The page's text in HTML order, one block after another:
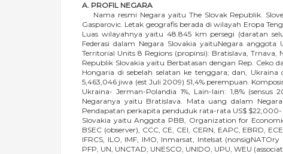
A. PROFIL NEGARA
Nama resmi Negara yaitu The Slovak Republik.
Gasparovic. Letak geografis berada di wilayah Eropa
Luas wilayahnya yaitu 48.845 km persegi (daratan
Federasi dalam Negara Slovakia yaituNegara
Territorial Units 8 Regions (propinsi): Bratislava, Trnava,
Republik Slovakia yaitu Berbatasan dengan Rep. Ceko
Hongaria di sebelah selatan ke tenggara; dan,
5,463,046 jiwa (est Juli 2009) 51,4% perempuan.
Ukraina- Jerman-Polandia 1%, Lain-lain: 1,8%
Negaranya yaitu Bratislava. Mata uang dalam
Pendapatan perkapita penduduk rata-rata US$ $22,000-
Slovakia yaitu Anggota PBB, Organization for
BSEC (observer), CCC, CE, CEI, CERN, EAPC, EBRD,
IFRCS, ILO, IMF, IMO, Inmarsat, Intelsat
PFP, UN, UNCTAD, UNESCO, UNIDO, UPU, WEU